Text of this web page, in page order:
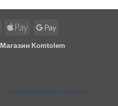
MasterCardApple
Google
Магазин Komtolem
Редакционная политика